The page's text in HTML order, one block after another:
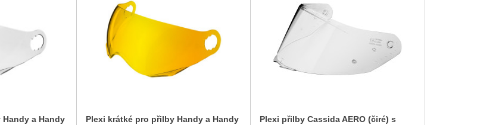
a Handy
Plexi krátké pro přilby Handy a Handy
Plexi přilby Cassida AERO (čiré) s